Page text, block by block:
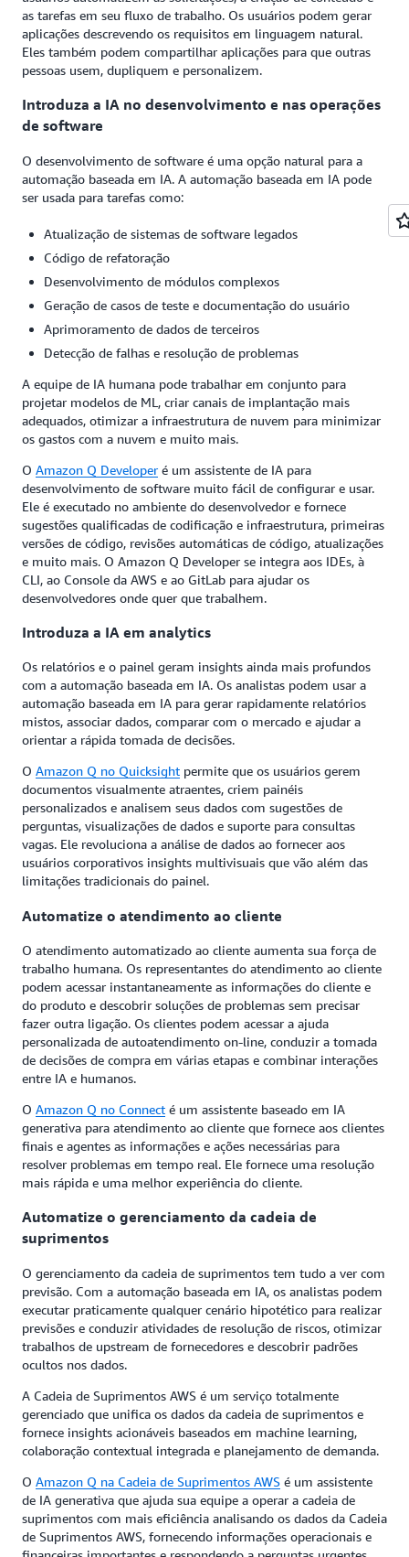
as tarefas em seu fluxo de trabalho. Os usuários podem gerar
aplicações descrevendo os requisitos em linguagem natural.
Eles também podem compartilhar aplicações para que outras
pessoas usem, dupliquem e personalizem.
Introduza a IA no desenvolvimento e nas operações
de software
O desenvolvimento de software é uma opção natural para a
automação baseada em IA. A automação baseada em IA pode
ser usada para tarefas como:
Atualização de sistemas de software legados
Código de refatoração
Desenvolvimento de módulos complexos
Geração de casos de teste e documentação do usuário
Aprimoramento de dados de terceiros
Detecção de falhas e resolução de problemas
A equipe de IA humana pode trabalhar em conjunto para
projetar modelos de ML, criar canais de implantação mais
adequados, otimizar a infraestrutura de nuvem para minimizar
os gastos com a nuvem e muito mais.
O Amazon Q Developer é um assistente de IA para
desenvolvimento de software muito fácil de configurar e usar.
Ele é executado no ambiente do desenvolvedor e fornece
sugestões qualificadas de codificação e infraestrutura, primeiras
versões de código, revisões automáticas de código, atualizações
e muito mais. O Amazon Q Developer se integra aos IDEs, à
CLI, ao Console da AWS e ao GitLab para ajudar os
desenvolvedores onde quer que trabalhem.
Introduza a IA em analytics
Os relatórios e o painel geram insights ainda mais profundos
com a automação baseada em IA. Os analistas podem usar a
automação baseada em IA para gerar rapidamente relatórios
mistos, associar dados, comparar com o mercado e ajudar a
orientar a rápida tomada de decisões.
O Amazon Q no Quicksight permite que os usuários gerem
documentos visualmente atraentes, criem painéis
personalizados e analisem seus dados com sugestões de
perguntas, visualizações de dados e suporte para consultas
vagas. Ele revoluciona a análise de dados ao fornecer aos
usuários corporativos insights multivisuais que vão além das
limitações tradicionais do painel.
Automatize o atendimento ao cliente
O atendimento automatizado ao cliente aumenta sua força de
trabalho humana. Os representantes do atendimento ao cliente
podem acessar instantaneamente as informações do cliente e
do produto e descobrir soluções de problemas sem precisar
fazer outra ligação. Os clientes podem acessar a ajuda
personalizada de autoatendimento on-line, conduzir a tomada
de decisões de compra em várias etapas e combinar interações
entre IA e humanos.
O Amazon Q no Connect é um assistente baseado em IA
generativa para atendimento ao cliente que fornece aos clientes
finais e agentes as informações e ações necessárias para
resolver problemas em tempo real. Ele fornece uma resolução
mais rápida e uma melhor experiência do cliente.
Automatize o gerenciamento da cadeia de
suprimentos
O gerenciamento da cadeia de suprimentos tem tudo a ver com
previsão. Com a automação baseada em IA, os analistas podem
executar praticamente qualquer cenário hipotético para realizar
previsões e conduzir atividades de resolução de riscos, otimizar
trabalhos de upstream de fornecedores e descobrir padrões
ocultos nos dados.
A Cadeia de Suprimentos AWS é um serviço totalmente
gerenciado que unifica os dados da cadeia de suprimentos e
fornece insights acionáveis baseados em machine learning,
colaboração contextual integrada e planejamento de demanda.
O Amazon Q na Cadeia de Suprimentos AWS é um assistente
de IA generativa que ajuda sua equipe a operar a cadeia de
suprimentos com mais eficiência analisando os dados da Cadeia
de Suprimentos AWS, fornecendo informações operacionais e